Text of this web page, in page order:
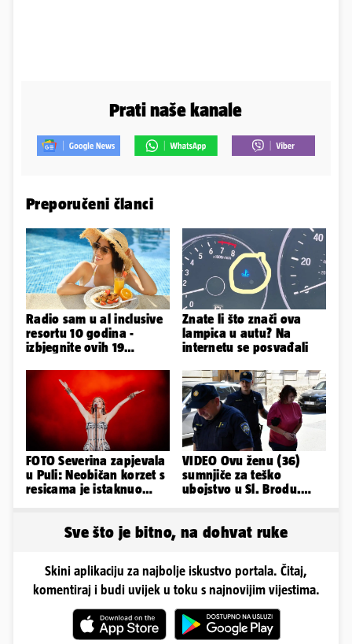
Prati naše kanale
Preporučeni članci
Radio sam u al inclusive
resortu 10 godina -
izbjegnite ovih 19
odmor
Znate li što znači ova
lampica u autu? Na
internetu se posvađali
FOTO Severina zapjevala
u Puli: Neobičan korzet s
resicama je istaknuo
VIDEO Ovu ženu (36)
sumnjiče za teško
ubojstvo u Sl. Brodu.
Sve što je bitno, na dohvat ruke
Skini aplikaciju za najbolje iskustvo portala. Čitaj,
komentiraj i budi uvijek u toku s najnovijim vijestima.